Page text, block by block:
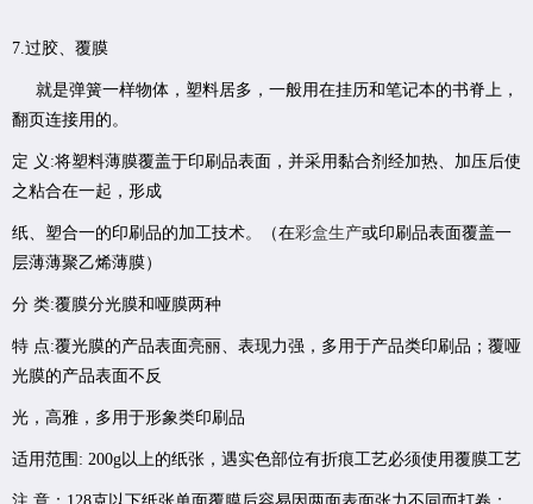
7.过胶、覆膜
就是弹簧一样物体，塑料居多，一般用在挂历和笔记本的书脊上，
翻页连接用的。
定 义:将塑料薄膜覆盖于印刷品表面，并采用黏合剂经加热、加压后使
之粘合在一起，形成
纸、塑合一的印刷品的加工技术。（在彩盒生产或印刷品表面覆盖一
层薄薄聚乙烯薄膜）
分 类:覆膜分光膜和哑膜两种
特 点:覆光膜的产品表面亮丽、表现力强，多用于产品类印刷品；覆哑
光膜的产品表面不反
光，高雅，多用于形象类印刷品
适用范围: 200g以上的纸张，遇实色部位有折痕工艺必须使用覆膜工艺